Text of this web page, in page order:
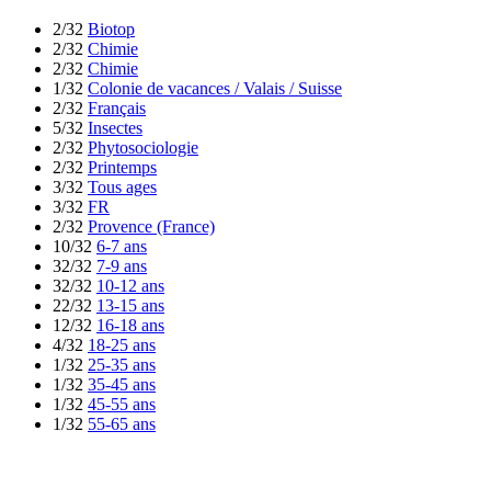
2/32 Biotop
2/32 Chimie
2/32 Chimie
1/32 Colonie de vacances / Valais / Suisse
2/32 Français
5/32 Insectes
2/32 Phytosociologie
2/32 Printemps
3/32 Tous ages
3/32 FR
2/32 Provence (France)
10/32 6-7 ans
32/32 7-9 ans
32/32 10-12 ans
22/32 13-15 ans
12/32 16-18 ans
4/32 18-25 ans
1/32 25-35 ans
1/32 35-45 ans
1/32 45-55 ans
1/32 55-65 ans